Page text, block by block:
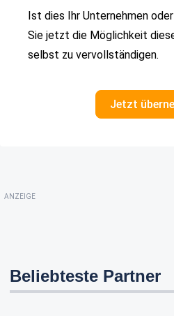
Ist dies Ihr Unternehmen
Sie jetzt die Möglichkeit
selbst zu vervollständigen.
Jetzt
ANZEIGE
Beliebteste Partner